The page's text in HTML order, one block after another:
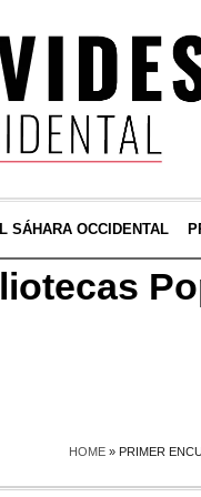
SÁHARA OCCIDENTAL
HOME » PRIMER